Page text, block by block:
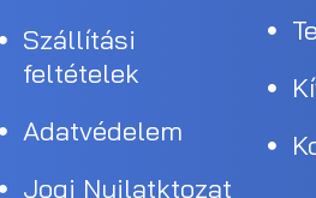
Szállítási
feltételek
Adatvédelem
Jogi Nyilatktozat